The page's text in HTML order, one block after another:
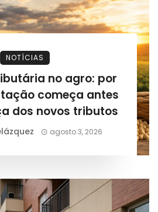
NOTÍCIAS
no agro: por
começa antes
dos novos tributos
agosto 3, 2026